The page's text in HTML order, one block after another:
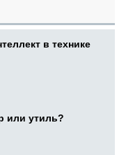
в технике
или утиль?